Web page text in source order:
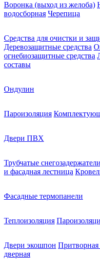
Воронка (выход из желоба)
водосборная Черепица
Средства для очистки и
Деревозащитные средства
огнебиозащитные средства
составы
Ондулин
Пароизоляция
Двери ПВХ
Трубчатые снегозадержатели
и фасадная лестница
Фасадные термопанели
Теплоизоляция
Двери экошпон Притворная
дверная